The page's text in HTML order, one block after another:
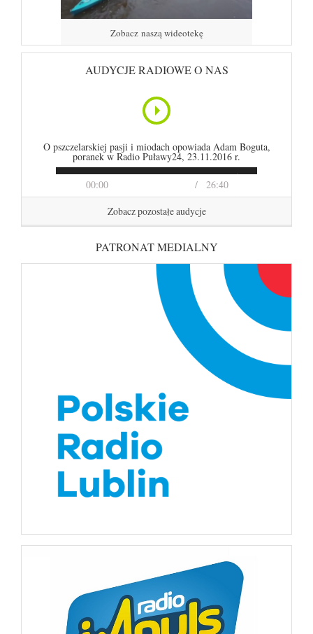
Zobacz naszą wideotekę
AUDYCJE RADIOWE O NAS
00:00 26:40
O pszczelarskiej pasji i miodach opowiada Adam Boguta,
poranek w Radio Puławy24, 23.11.2016 r.
Zobacz pozostałe audycje
PATRONAT MEDIALNY